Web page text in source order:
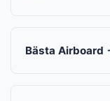
Bästa